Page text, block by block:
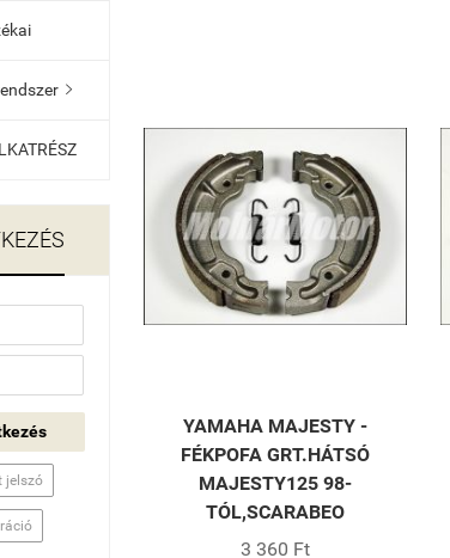

jelszó
YAMAHA MAJESTY -
FÉKPOFA GRT.HÁTSÓ
MAJESTY125 98-
TÓL,SCARABEO
3 360 Ft